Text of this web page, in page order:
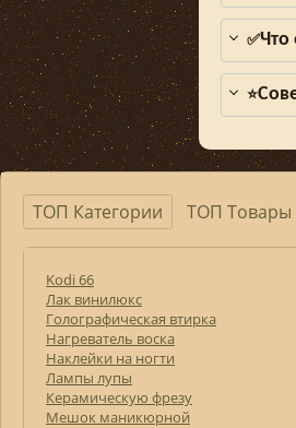
✅Что
⭐
ТОП Категории ТОП Товары
Kodi 66
Лак винилюкс
Голографическая втирка
Нагреватель воска
Наклейки на ногти
Лампы лупы
Керамическую фрезу
Мешок маникюрной